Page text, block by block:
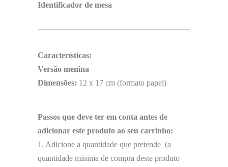
Identificador de mesa
Características:
Versão menina
Dimensões: 12 x 17 cm (formato papel)
Passos que deve ter em conta antes de
adicionar este produto ao seu carrinho:
1. Adicione a quantidade que pretende (a
quantidade mínima de compra deste produto